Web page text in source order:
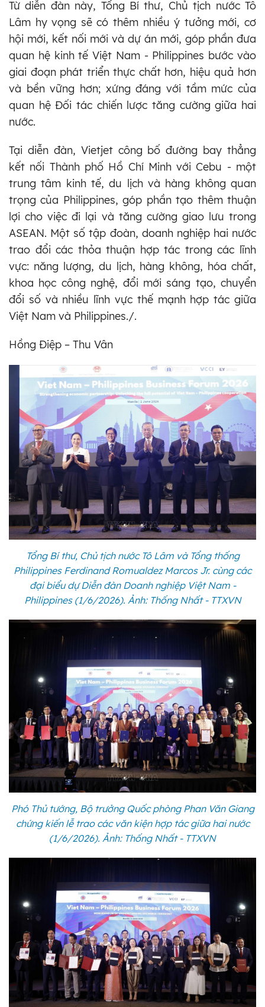
Từ diễn đàn này, Tổng Bí thư, Chủ tịch nước Tô
Lâm hy vọng sẽ có thêm nhiều ý tưởng mới, cơ
hội mới, kết nối mới và dự án mới, góp phần đưa
quan hệ kinh tế Việt Nam - Philippines bước vào
giai đoạn phát triển thực chất hơn, hiệu quả hơn
và bền vững hơn; xứng đáng với tầm mức của
quan hệ Đối tác chiến lược tăng cường giữa hai
nước.
Tại diễn đàn, Vietjet công bố đường bay thẳng
kết nối Thành phố Hồ Chí Minh với Cebu - một
trung tâm kinh tế, du lịch và hàng không quan
trọng của Philippines, góp phần tạo thêm thuận
lợi cho việc đi lại và tăng cường giao lưu trong
ASEAN. Một số tập đoàn, doanh nghiệp hai nước
trao đổi các thỏa thuận hợp tác trong các lĩnh
vực: năng lượng, du lịch, hàng không, hóa chất,
khoa học công nghệ, đổi mới sáng tạo, chuyển
đổi số và nhiều lĩnh vực thế mạnh hợp tác giữa
Việt Nam và Philippines./.
Hồng Điệp – Thu Vân
Tổng Bí thư, Chủ tịch nước Tô Lâm và Tổng thống
Philippines Ferdinand Romualdez Marcos Jr. cùng các
đại biểu dự Diễn đàn Doanh nghiệp Việt Nam -
Philippines (1/6/2026). Ảnh: Thống Nhất - TTXVN
Phó Thủ tướng, Bộ trưởng Quốc phòng Phan Văn Giang
chứng kiến lễ trao các văn kiện hợp tác giữa hai nước
(1/6/2026). Ảnh: Thống Nhất - TTXVN